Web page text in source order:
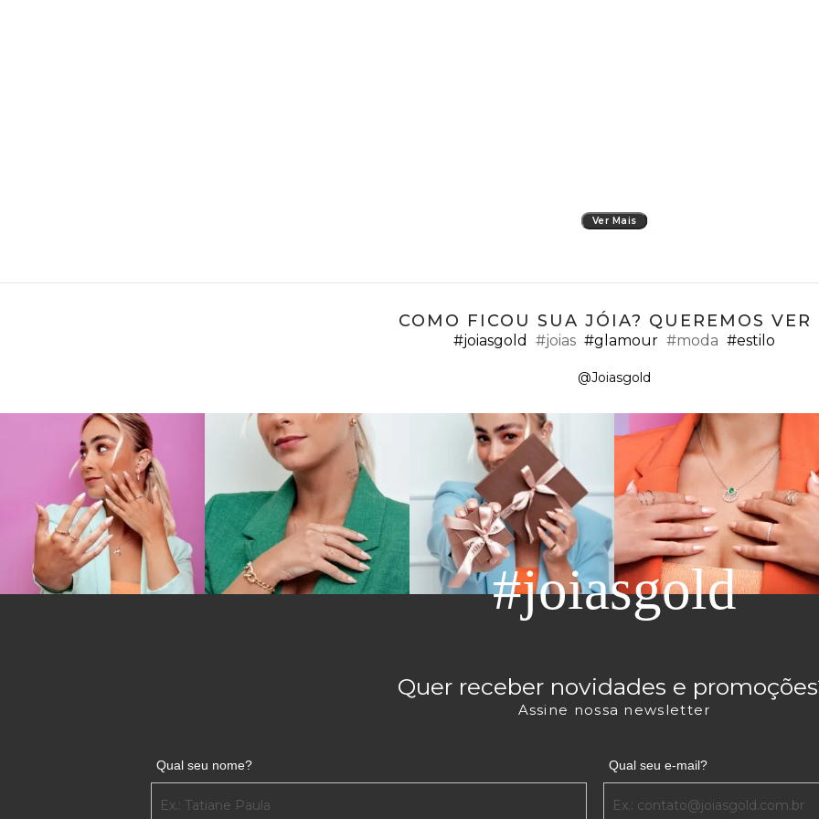
Ver Mais
COMO FICOU SUA JÓIA? QUEREMOS VER
#joiasgold #joias #glamour #moda #estilo
@Joiasgold
#joiasgold
Quer receber novidades e
Assine nossa newsletter
Qual seu nome? Qual seu e-mail?